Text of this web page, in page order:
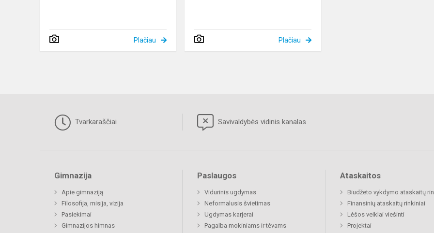
Plačiau Plačiau
Tvarkaraščiai Savivaldybės vidinis kanalas
Gimnazija
Apie gimnaziją
Filosofija, misija, vizija
Pasiekimai
Gimnazijos himnas
Paslaugos
Vidurinis ugdymas
Neformalusis švietimas
Ugdymas karjerai
Pagalba mokiniams ir tėvams
Ataskaitos
Biudžeto vykdymo ataskaitų
Finansinių ataskaitų rinkiniai
Lėšos veiklai viešinti
Projektai